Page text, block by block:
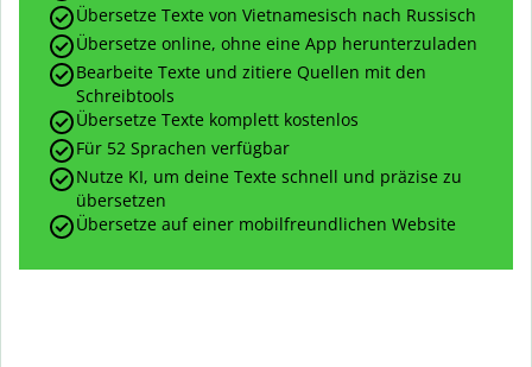
Übersetze Texte von Vietnamesisch nach Russisch
Übersetze online, ohne eine App herunterzuladen
Bearbeite Texte und zitiere Quellen mit den
Schreibtools
Übersetze Texte komplett kostenlos
Für 52 Sprachen verfügbar
Nutze KI, um deine Texte schnell und präzise zu
übersetzen
Übersetze auf einer mobilfreundlichen Website